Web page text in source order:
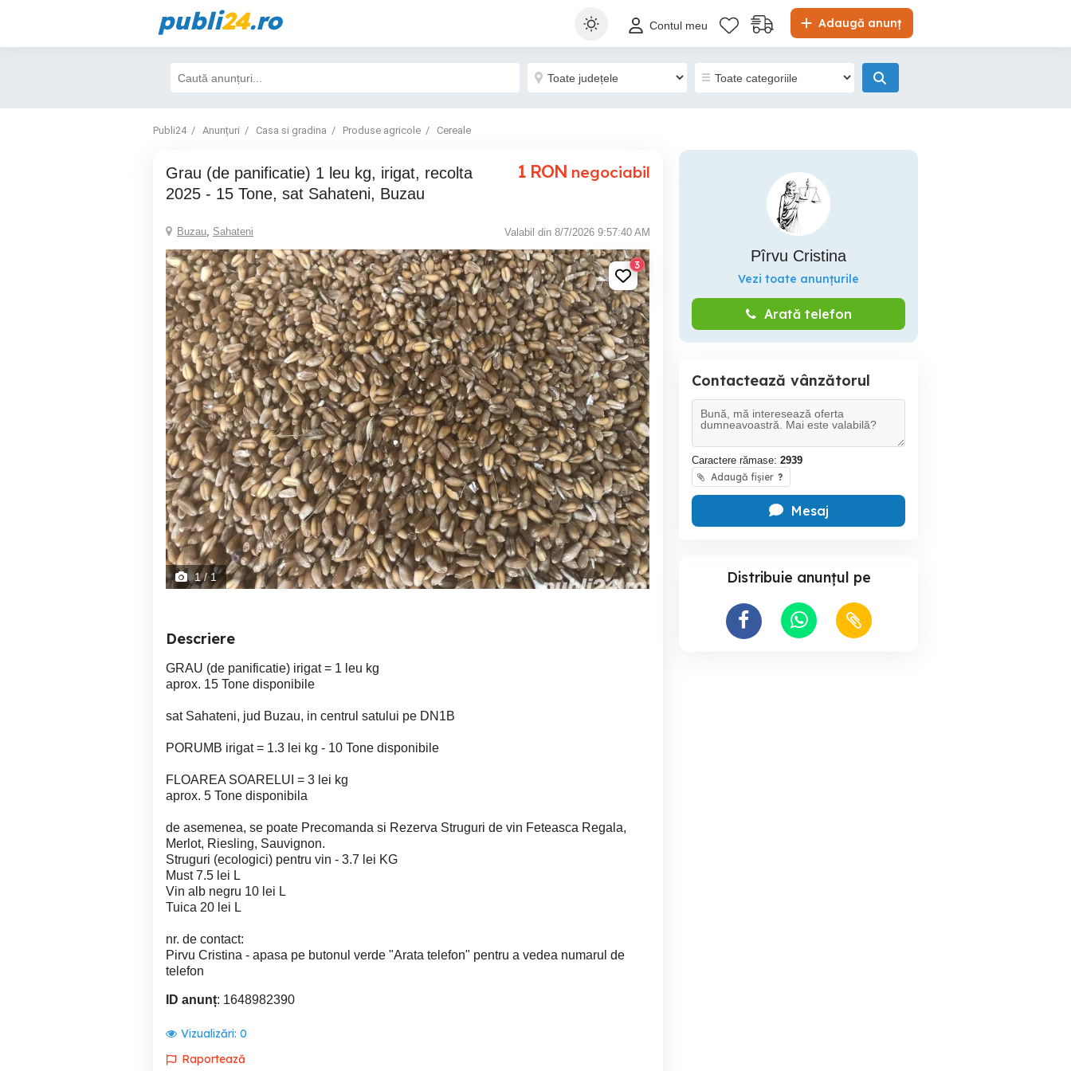
publi24.ro Adaugă anunț
Contul meu
Publi24 Anunțuri Casa si gradina Produse agricole Cereale
Grau (de panificatie) 1 leu kg, irigat, recolta
2025 - 15 Tone, sat Sahateni, Buzau
1 RON negociabil
Buzau, Sahateni Valabil din 8/7/2026 9:57:40 AM
3
1/ 1
Descriere
GRAU (de panificatie) irigat = 1 leu kg
aprox. 15 Tone disponibile
sat Sahateni, jud Buzau, in centrul satului pe DN1B
PORUMB irigat = 1.3 lei kg - 10 Tone disponibile
FLOAREA SOARELUI = 3 lei kg
aprox. 5 Tone disponibila
de asemenea, se poate Precomanda si Rezerva Struguri de vin Feteasca Regala,
Merlot, Riesling, Sauvignon.
Struguri (ecologici) pentru vin - 3.7 lei KG
Must 7.5 lei L
Vin alb negru 10 lei L
Tuica 20 lei L
nr. de contact:
Pirvu Cristina - apasa pe butonul verde "Arata telefon" pentru a vedea numarul de
telefon
ID anunț: 1648982390
Vizualizări: 0
Raportează
Pîrvu Cristina
Vezi toate anunțurile
Arată telefon
Contactează vânzătorul
Caractere rămase: 2939
Adaugă fișier ?
Mesaj
Distribuie anunțul pe